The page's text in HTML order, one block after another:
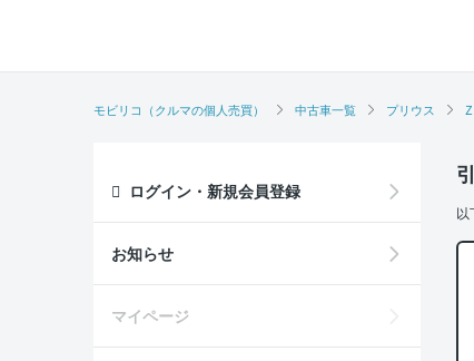
モビリコ（クルマの個人売買） 中古車一覧 プリウス Z
以
ログイン・新規会員登録
お知らせ
マイページ